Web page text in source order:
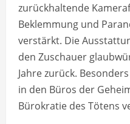
zurückhaltende
Beklemmung und
verstärkt. Die
den Zuschauer
Jahre zurück.
in den Büros der
Bürokratie des Tötens